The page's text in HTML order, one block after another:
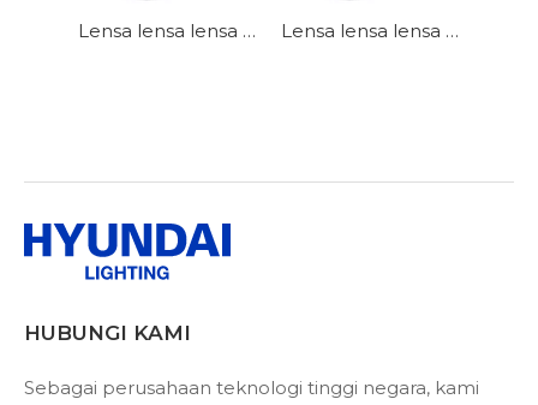
Lensa lensa lensa tinggi Lensa lensa lensa tinggi
HUBUNGI KAMI
Sebagai perusahaan teknologi tinggi negara, kami